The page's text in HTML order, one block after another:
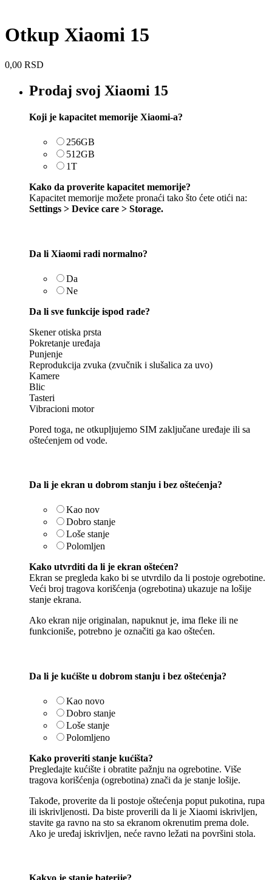
Otkup Xiaomi 15
0,00 RSD
Prodaj svoj Xiaomi 15
Koji je kapacitet memorije Xiaomi-a?
256GB
512GB
1T
Kako da proverite kapacitet memorije?
Kapacitet memorije možete pronaći tako što ćete otići na:
Settings > Device care > Storage.
Da li Xiaomi radi normalno?
Da
Ne
Da li sve funkcije ispod rade?
Skener otiska prsta
Pokretanje uređaja
Punjenje
Reprodukcija zvuka (zvučnik i slušalica za uvo)
Kamere
Blic
Tasteri
Vibracioni motor
Pored toga, ne otkupljujemo SIM zaključane uređaje ili sa
oštećenjem od vode.
Da li je ekran u dobrom stanju i bez oštećenja?
Kao nov
Dobro stanje
Loše stanje
Polomljen
Kako utvrditi da li je ekran oštećen?
Ekran se pregleda kako bi se utvrdilo da li postoje ogrebotine.
Veći broj tragova korišćenja (ogrebotina) ukazuje na lošije
stanje ekrana.
Ako ekran nije originalan, napuknut je, ima fleke ili ne
funkcioniše, potrebno je označiti ga kao oštećen.
Da li je kućište u dobrom stanju i bez oštećenja?
Kao novo
Dobro stanje
Loše stanje
Polomljeno
Kako proveriti stanje kućišta?
Pregledajte kućište i obratite pažnju na ogrebotine. Više
tragova korišćenja (ogrebotina) znači da je stanje lošije.
Takođe, proverite da li postoje oštećenja poput pukotina, rupa
ili iskrivljenosti. Da biste proverili da li je Xiaomi iskrivljen,
stavite ga ravno na sto sa ekranom okrenutim prema dole.
Ako je uređaj iskrivljen, neće ravno ležati na površini stola.